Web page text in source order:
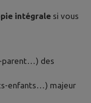
intégrale si vous
parent…) des
enfants…) majeur